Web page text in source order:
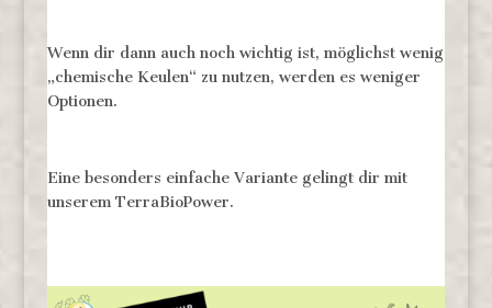
Wenn dir dann auch noch wichtig ist, möglichst wenig
„chemische Keulen“ zu nutzen, werden es weniger
Optionen.
Eine besonders einfache Variante gelingt dir mit
unserem TerraBioPower.